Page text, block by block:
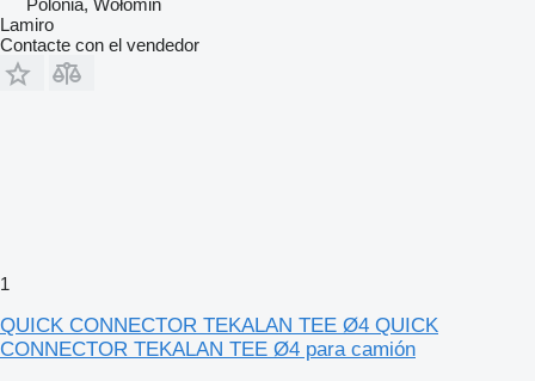
Polonia, Wołomin
Lamiro
Contacte con el vendedor
1
QUICK CONNECTOR TEKALAN TEE Ø4 QUICK
CONNECTOR TEKALAN TEE Ø4 para camión